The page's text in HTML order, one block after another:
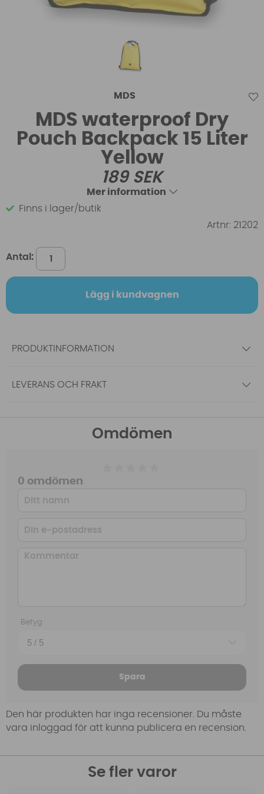
MDS
MDS waterproof Dry
Pouch Backpack 15 Liter
Yellow
189SEK
Mer information
Finns i lager/butik
Artnr: 21202
Antal:
Lägg i kundvagnen
PRODUKTINFORMATION
LEVERANS OCH FRAKT
Omdömen
0 omdömen
Betyg
Spara
Den här produkten har inga recensioner. Du måste
vara inloggad för att kunna publicera en recension.
Se fler varor